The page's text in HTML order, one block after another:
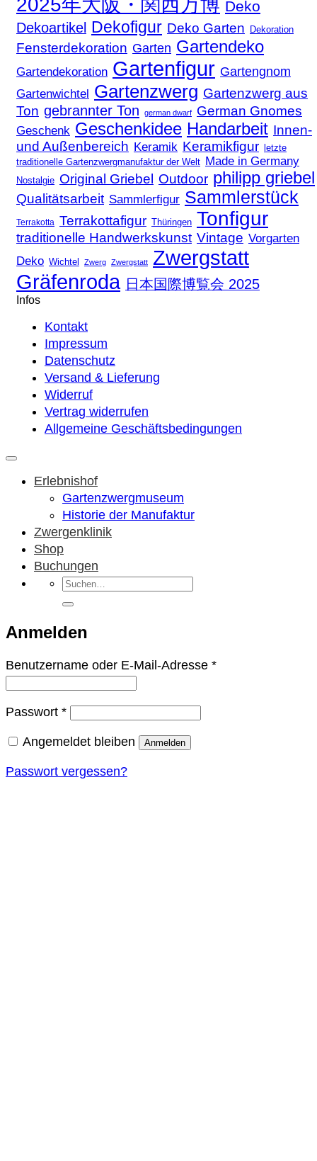
Deko
Dekoartikel Dekofigur Deko Garten Dekoration
Fensterdekoration Garten Gartendeko
Gartendekoration Gartenfigur Gartengnom
Gartenwichtel Gartenzwerg Gartenzwerg aus
Ton gebrannter Ton german dwarf German Gnomes
Geschenk Geschenkidee Handarbeit Innen-
und Außenbereich Keramik Keramikfigur letzte
traditionelle Gartenzwergmanufaktur der Welt Made in Germany
Nostalgie Original Griebel Outdoor philipp griebel
Qualitätsarbeit Sammlerfigur Sammlerstück
Terrakotta Terrakottafigur Thüringen Tonfigur
traditionelle Handwerkskunst Vintage Vorgarten
Deko Wichtel Zwerg Zwergstatt
Zwergstatt
Gräfenroda 日本国際博覧会 2025
Infos
Kontakt
Impressum
Datenschutz
Versand & Lieferung
Widerruf
Vertrag widerrufen
Allgemeine Geschäftsbedingungen
Erlebnishof
Gartenzwergmuseum
Historie der Manufaktur
Zwergenklinik
Shop
Buchungen
Suchen
nach:
Anmelden
Benutzername oder E-Mail-Adresse *Erforderlich
Passwort *Erforderlich
Angemeldet bleiben Anmelden
Passwort vergessen?